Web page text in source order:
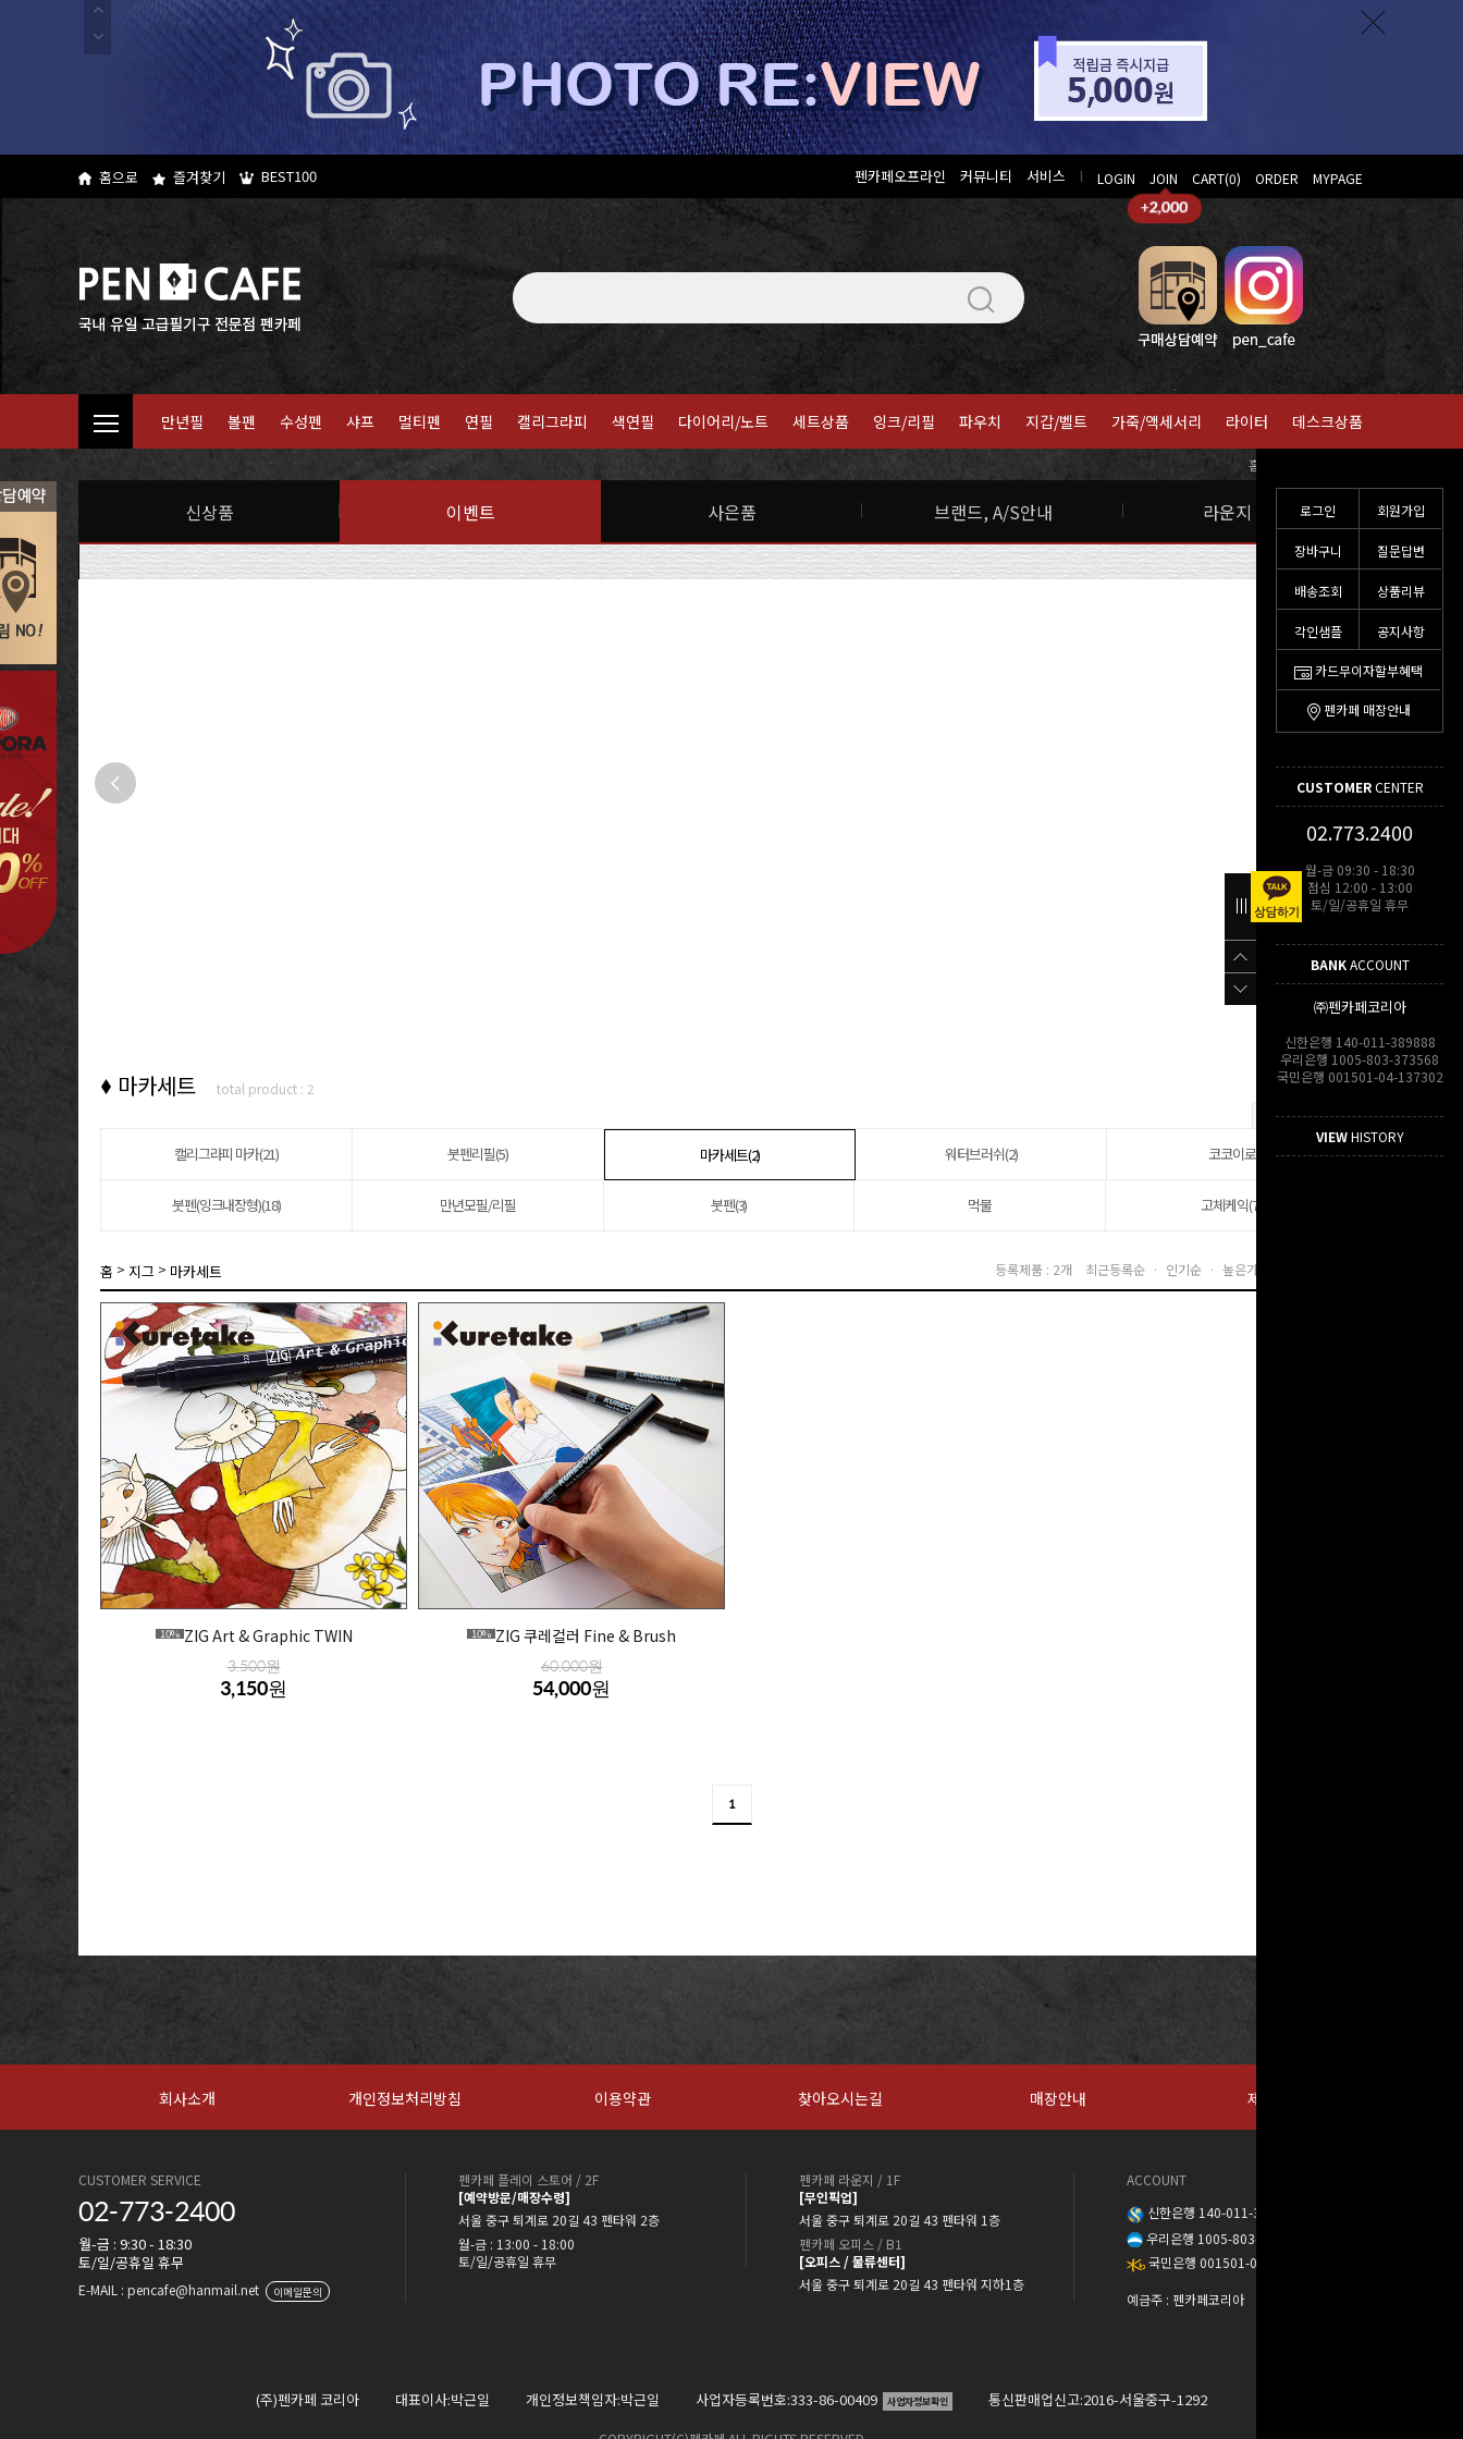
로그인 회원가입
장바구니 질문답변
배송조회 상품리뷰
각인샘플 공지사항
카드무이자할부혜택
펜카페 매장안내
CUSTOMERCENTER
02.773.2400
월-금 09:30 - 18:30
점심 12:00 - 13:00
토/일/공휴일 휴무
BANKACCOUNT
㈜펜카페코리아
신한은행 140-011-389888
우리은행 1005-803-373568
국민은행 001501-04-137302
VIEWHISTORY
홈으로 즐겨찾기 BEST100 펜카페오프라인 커뮤니티 서비스 l LOGIN JOIN CART(0) ORDER MYPAGE
만년필 볼펜 수성펜 샤프 멀티펜 연필 캘리그라피 색연필 다이어리/노트 세트상품 잉크/리필 파우치 지갑/벨트 가죽/액세서리 라이터 데스크상품
홈
신상품 이벤트 사은품 브랜드, A/S안내 라운지 스토리
마카세트 total product : 2
캘리그라피 마카(21) 붓펜리필(5) 마카세트(2) 워터브러쉬(2) 코코이로
붓펜(잉크내장형)(18) 만년모필/리필 붓펜(3) 먹물 고체케익(7)
홈 > 지그 > 마카세트 등록제품 : 2개 최근등록순 · 인기순 · 높은가격순 ·
10% ZIG Art & Graphic TWIN
3,500원
3,150원
10% ZIG 쿠레컬러 Fine & Brush
60,000원
54,000원
1
회사소개 개인정보처리방침 이용약관 찾아오시는길 매장안내 제휴문의
CUSTOMER SERVICE
02-773-2400
월-금 : 9:30 - 18:30
토/일/공휴일 휴무
E-MAIL : pencafe@hanmail.net 이메일문의
펜카페 플레이 스토어 / 2F
[예약방문/매장수령]
서울 중구 퇴계로 20길 43 펜타워 2층
월-금 : 13:00 - 18:00
토/일/공휴일 휴무
펜카페 라운지 / 1F
[무인픽업]
서울 중구 퇴계로 20길 43 펜타워 1층
펜카페 오피스 / B1
[오피스 / 물류센터]
서울 중구 퇴계로 20길 43 펜타워 지하1층
ACCOUNT
신한은행 140-011-389888
우리은행 1005-803-373568
국민은행 001501-04-137302
예금주 : 펜카페코리아
(주)펜카페 코리아 대표이사:박근일 개인정보책임자:박근일 사업자등록번호:333-86-00409 사업자정보확인 통신판매업신고:2016-서울중구-1292